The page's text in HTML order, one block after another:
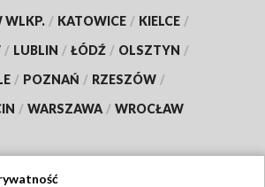
WLKP. / KATOWICE / KIELCE /
/ LUBLIN / ŁÓDŹ / OLSZTYN /
/ POZNAŃ / RZESZÓW /
/ WARSZAWA / WROCŁAW